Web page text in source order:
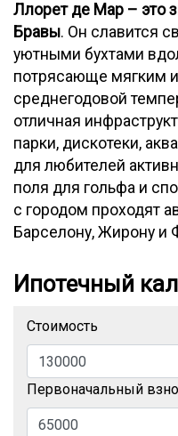
Ллорет де Мар – это
Бравы. Он славится
уютными бухтами
потрясающе мягким
среднегодовой
отличная
парки, дискотеки,
для любителей
поля для гольфа и
с городом проходят
Барселону, Жирону и
Ипотечный
Стоимость
Первоначальный